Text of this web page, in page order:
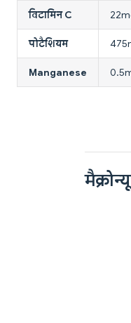
विटामिन C
पोटैशियम
Manganese